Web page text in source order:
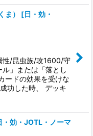
ま） [日・効・
性/昆虫族/攻1600/守
」または「落とし
ードの効果を受けな
功した時、 デッキ
・効・JOTL・ノーマ